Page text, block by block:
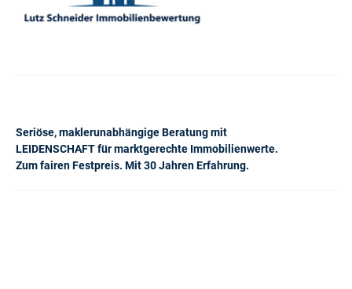
Seriöse, maklerunabhängige Beratung mit
LEIDENSCHAFT für marktgerechte Immobilienwerte.
Zum fairen Festpreis. Mit 30 Jahren Erfahrung.